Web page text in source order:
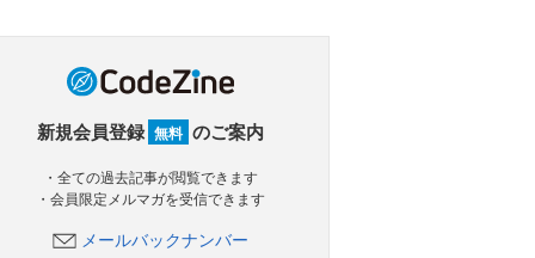
新規会員登録 無料 のご案内
・全ての過去記事が閲覧できます
・会員限定メルマガを受信できます
メールバックナンバー